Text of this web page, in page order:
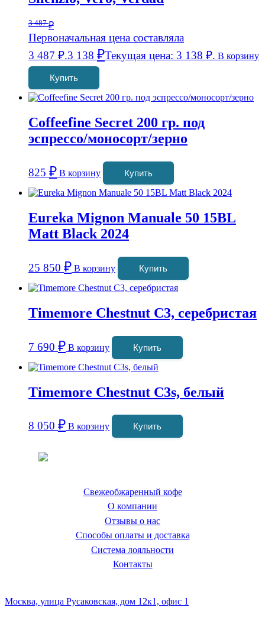
3 487₽
Первоначальная цена составляла
3 487 ₽.3 138 ₽Текущая цена: 3 138 ₽. В корзину
Купить
Coffeefine Secret 200 гр. под
эспрессо/моносорт/зерно
825 ₽ В корзину Купить
Eureka Mignon Manuale 50 15BL
Matt Black 2024
25 850 ₽ В корзину Купить
Timemore Chestnut С3, серебристая
7 690 ₽ В корзину Купить
Timemore Chestnut C3s, белый
8 050 ₽ В корзину Купить
Свежеобжаренный кофе
О компании
Отзывы о нас
Способы оплаты и доставка
Система лояльности
Контакты
Москва, улица Русаковская, дом 12к1, офис 1